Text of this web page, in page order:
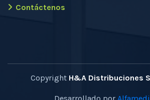
Contáctenos
Copyright H&A Distribuciones